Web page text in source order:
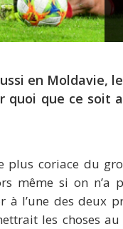
en Moldavie,
quoi que ce soit
plus coriace du
même si on
à l’une des deux
les choses